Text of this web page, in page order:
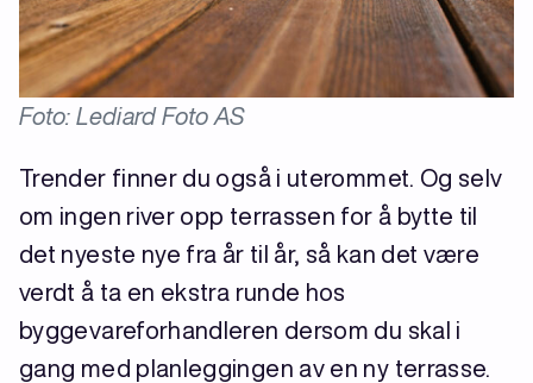
Foto: Lediard Foto AS
Trender finner du også i uterommet. Og selv
om ingen river opp terrassen for å bytte til
det nyeste nye fra år til år, så kan det være
verdt å ta en ekstra runde hos
byggevareforhandleren dersom du skal i
gang med planleggingen av en ny terrasse.